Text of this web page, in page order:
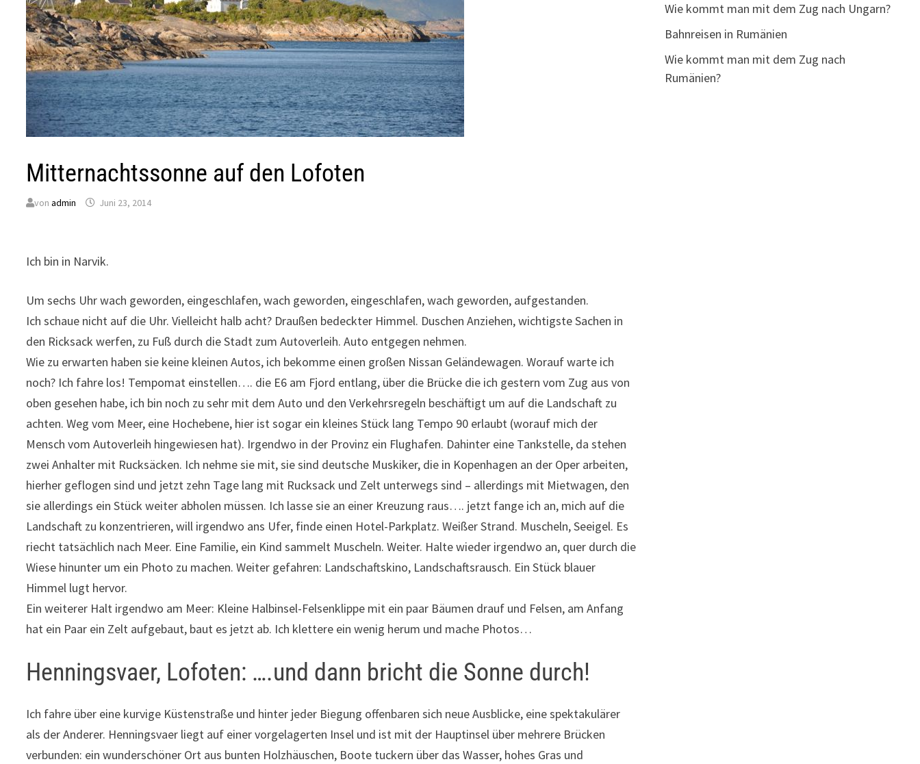
Mitternachtssonne auf den Lofoten
vonadmin Juni 23, 2014
Ich bin in Narvik.
Um sechs Uhr wach geworden, eingeschlafen, wach geworden, eingeschlafen, wach geworden, aufgestanden.
Ich schaue nicht auf die Uhr. Vielleicht halb acht? Draußen bedeckter Himmel. Duschen Anziehen, wichtigste Sachen in
den Ricksack werfen, zu Fuß durch die Stadt zum Autoverleih. Auto entgegen nehmen.
Wie zu erwarten haben sie keine kleinen Autos, ich bekomme einen großen Nissan Geländewagen. Worauf warte ich
noch? Ich fahre los! Tempomat einstellen…. die E6 am Fjord entlang, über die Brücke die ich gestern vom Zug aus von
oben gesehen habe, ich bin noch zu sehr mit dem Auto und den Verkehrsregeln beschäftigt um auf die Landschaft zu
achten. Weg vom Meer, eine Hochebene, hier ist sogar ein kleines Stück lang Tempo 90 erlaubt (worauf mich der
Mensch vom Autoverleih hingewiesen hat). Irgendwo in der Provinz ein Flughafen. Dahinter eine Tankstelle, da stehen
zwei Anhalter mit Rucksäcken. Ich nehme sie mit, sie sind deutsche Muskiker, die in Kopenhagen an der Oper arbeiten,
hierher geflogen sind und jetzt zehn Tage lang mit Rucksack und Zelt unterwegs sind – allerdings mit Mietwagen, den
sie allerdings ein Stück weiter abholen müssen. Ich lasse sie an einer Kreuzung raus…. jetzt fange ich an, mich auf die
Landschaft zu konzentrieren, will irgendwo ans Ufer, finde einen Hotel-Parkplatz. Weißer Strand. Muscheln, Seeigel. Es
riecht tatsächlich nach Meer. Eine Familie, ein Kind sammelt Muscheln. Weiter. Halte wieder irgendwo an, quer durch die
Wiese hinunter um ein Photo zu machen. Weiter gefahren: Landschaftskino, Landschaftsrausch. Ein Stück blauer
Himmel lugt hervor.
Ein weiterer Halt irgendwo am Meer: Kleine Halbinsel-Felsenklippe mit ein paar Bäumen drauf und Felsen, am Anfang
hat ein Paar ein Zelt aufgebaut, baut es jetzt ab. Ich klettere ein wenig herum und mache Photos…
Henningsvaer, Lofoten: ….und dann bricht die Sonne durch!
Ich fahre über eine kurvige Küstenstraße und hinter jeder Biegung offenbaren sich neue Ausblicke, eine spektakulärer
als der Anderer. Henningsvaer liegt auf einer vorgelagerten Insel und ist mit der Hauptinsel über mehrere Brücken
verbunden: ein wunderschöner Ort aus bunten Holzhäuschen, Boote tuckern über das Wasser, hohes Gras und
Wie kommt man mit dem Zug nach Ungarn?
Bahnreisen in Rumänien
Wie kommt man mit dem Zug nach
Rumänien?